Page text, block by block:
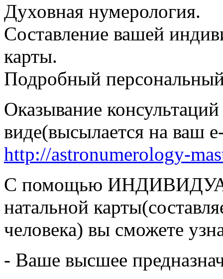
Духовная нумерология.
Составление вашей
карты.
Подробный
Оказывание
виде(высылается на ваш
http://astronumerology-
С помощью
натальной
человека) вы сможете
- Ваше высшее